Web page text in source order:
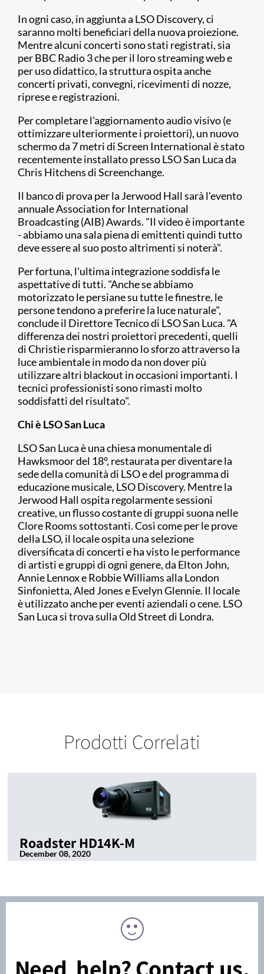
In ogni caso, in aggiunta a LSO Discovery, ci
saranno molti beneficiari della nuova proiezione.
Mentre alcuni concerti sono stati registrati, sia
per BBC Radio 3 che per il loro streaming web e
per uso didattico, la struttura ospita anche
concerti privati, convegni, ricevimenti di nozze,
riprese e registrazioni.
Per completare l'aggiornamento audio visivo (e
ottimizzare ulteriormente i proiettori), un nuovo
schermo da 7 metri di Screen International è stato
recentemente installato presso LSO San Luca da
Chris Hitchens di Screenchange.
Il banco di prova per la Jerwood Hall sarà l'evento
annuale Association for International
Broadcasting (AIB) Awards. "Il video è importante
- abbiamo una sala piena di emittenti quindi tutto
deve essere al suo posto altrimenti si noterà".
Per fortuna, l'ultima integrazione soddisfa le
aspettative di tutti. "Anche se abbiamo
motorizzato le persiane su tutte le finestre, le
persone tendono a preferire la luce naturale",
conclude il Direttore Tecnico di LSO San Luca. "A
differenza dei nostri proiettori precedenti, quelli
di Christie risparmieranno lo sforzo attraverso la
luce ambientale in modo da non dover più
utilizzare altri blackout in occasioni importanti. I
tecnici professionisti sono rimasti molto
soddisfatti del risultato".
Chi è LSO San Luca
LSO San Luca è una chiesa monumentale di
Hawksmoor del 18°, restaurata per diventare la
sede della comunità di LSO e del programma di
educazione musicale, LSO Discovery. Mentre la
Jerwood Hall ospita regolarmente sessioni
creative, un flusso costante di gruppi suona nelle
Clore Rooms sottostanti. Così come per le prove
della LSO, il locale ospita una selezione
diversificata di concerti e ha visto le performance
di artisti e gruppi di ogni genere, da Elton John,
Annie Lennox e Robbie Williams alla London
Sinfonietta, Aled Jones e Evelyn Glennie. Il locale
è utilizzato anche per eventi aziendali o cene. LSO
San Luca si trova sulla Old Street di Londra.
Prodotti Correlati
Roadster HD14K-M
December 08, 2020